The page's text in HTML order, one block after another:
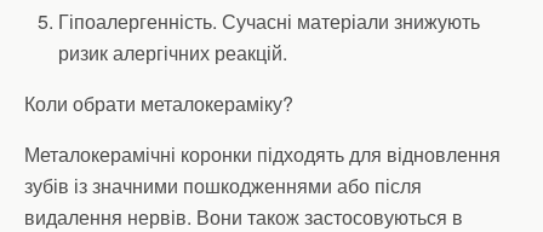
Гіпоалергенність. Сучасні матеріали знижують
ризик алергічних реакцій.
Коли обрати металокераміку?
Металокерамічні коронки підходять для відновлення
зубів із значними пошкодженнями або після
видалення нервів. Вони також застосовуються в